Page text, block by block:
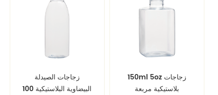
زجاجات الصيدلة
البيضاوية البلاستيكية 100
150ml 5oz زجاجات
بلاستيكية مربعة